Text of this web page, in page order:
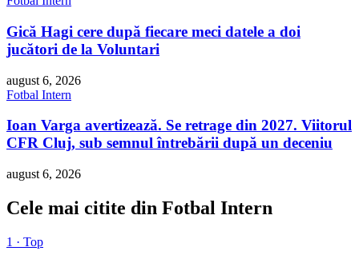
Gică Hagi cere după fiecare meci datele a doi
jucători de la Voluntari
august 6, 2026
Fotbal Intern
Ioan Varga avertizează. Se retrage din 2027. Viitorul
CFR Cluj, sub semnul întrebării după un deceniu
august 6, 2026
Cele mai citite din Fotbal Intern
1 · Top